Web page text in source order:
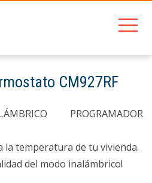
CM927RF
PROGRAMADOR
la temperatura de tu vivienda.
del modo inalámbrico!